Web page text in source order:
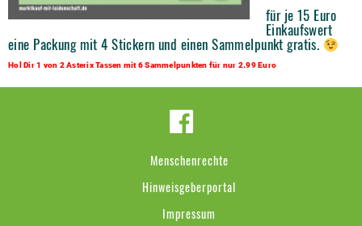
für je 15 Euro
Einkaufswert
eine Packung mit 4 Stickern und einen Sammelpunkt gratis.
Hol Dir 1 von 2 Asterix Tassen mit 6 Sammelpunkten für nur 2.99 Euro
Menschenrechte
Hinweisgeberportal
Impressum